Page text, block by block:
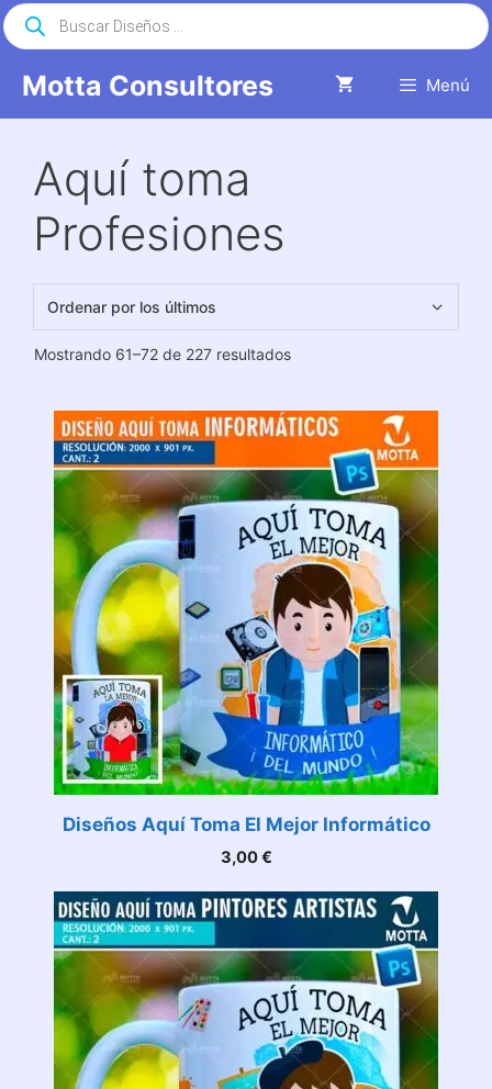
Saltar
al
Motta Consultores Menú
Búsqueda
de
productos
Aquí toma
Profesiones
Mostrando 61–72 de 227 resultadosOrdenado
últimos
Diseños Aquí Toma El Mejor Informático
3,00€